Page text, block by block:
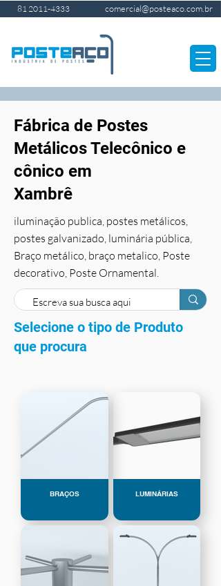
81 2011-4333 comercial@posteaco.com.br
Fábrica de Postes
Metálicos Telecônico e
cônico em
Xambrê
iluminação publica, postes metálicos,
postes galvanizado, luminária pública,
Braço metálico, braço metalico, Poste
decorativo, Poste Ornamental.
Selecione o tipo de Produto
que procura
BRAÇOS LUMINÁRIAS